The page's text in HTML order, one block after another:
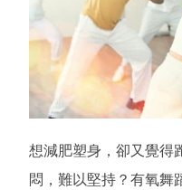
想減肥塑身，卻又覺得
悶，難以堅持？有氧舞